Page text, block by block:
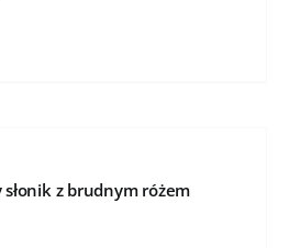
z brudnym różem